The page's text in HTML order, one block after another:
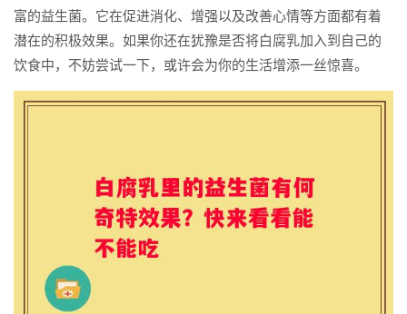
富的益生菌。它在促进消化、增强以及改善心情等方面都有着
潜在的积极效果。如果你还在犹豫是否将白腐乳加入到自己的
饮食中，不妨尝试一下，或许会为你的生活增添一丝惊喜。